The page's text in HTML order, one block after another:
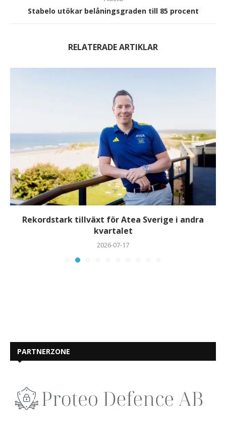
Stabelo utökar belåningsgraden till 85 procent
RELATERADE ARTIKLAR
Rekordstark tillväxt för Atea Sverige i andra
kvartalet
2026-07-17
PARTNERZONE